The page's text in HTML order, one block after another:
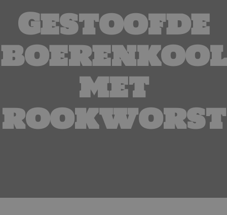
Gestoofde
boerenkool
met
rookworst